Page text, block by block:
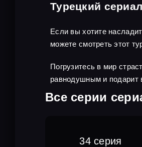
Турецкий
Если вы хотите
можете смотреть этот
Погрузитесь в мир
равнодушным и подарит
Все серии
34 серия